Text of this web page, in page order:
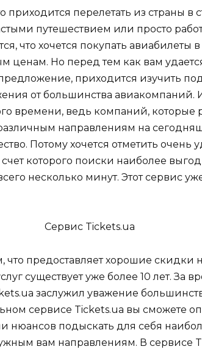
перелетать из страны в
путешествием или просто
что хочется покупать авиабилеты
ценам. Но перед тем как вам
приходится изучить
от большинства авиакомпаний.
времени, ведь компаний, которые
направлениям на
Потому хочется отметить очень
счет которого поиски наиболее
несколько минут. Этот сервис
что предоставляет хорошие скидки
существует уже более 10 лет. За
заслужил уважение
сервисе Tickets.ua вы сможете
нюансов подыскать для себя
вам направлениям. В сервисе